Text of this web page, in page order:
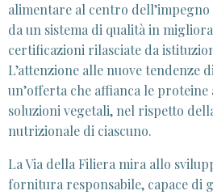
alimentare al centro
da un sistema di qualità in
certificazioni rilasciate da
L’attenzione alle nuove tendenze
un’offerta che affianca le
soluzioni vegetali, nel rispetto
nutrizionale di ciascuno.
La Via della Filiera mira allo
fornitura responsabile, capace di